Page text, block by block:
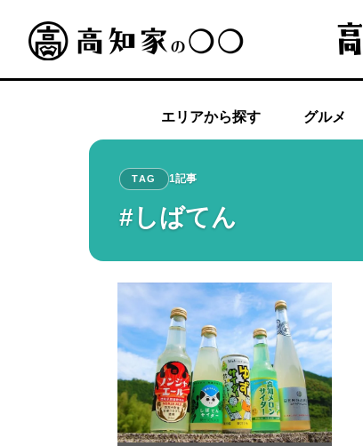
エリアから探す グルメ
TAG 1記事
#しばてん